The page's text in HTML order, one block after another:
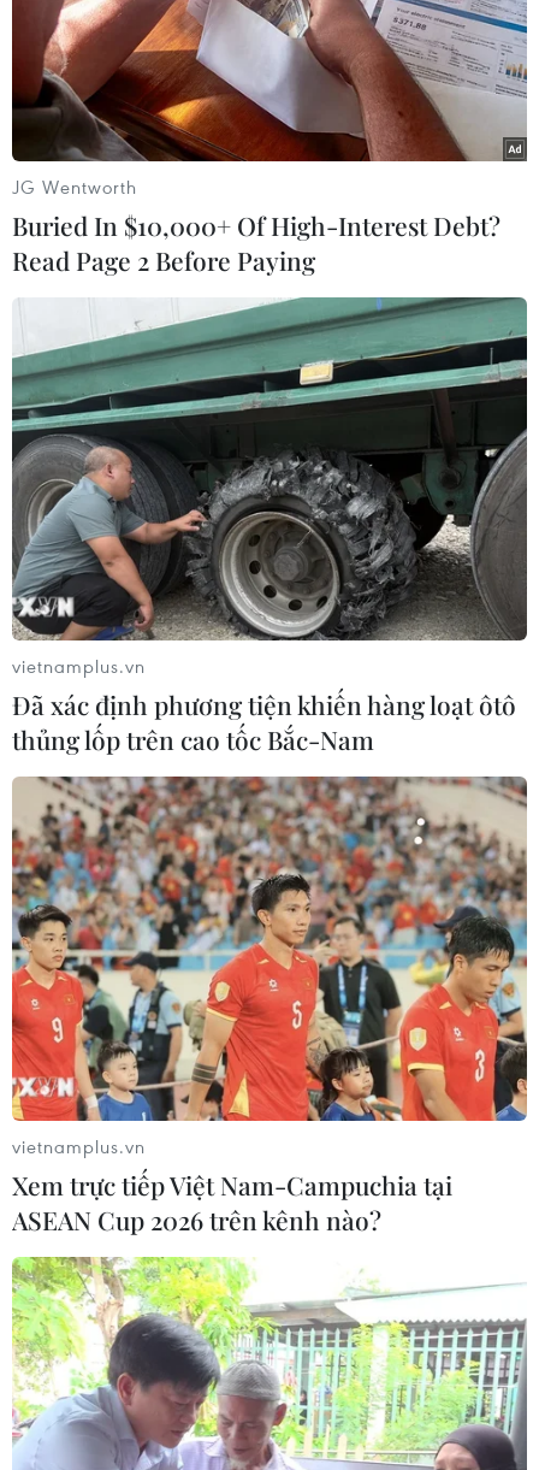
Fed tỏ ra bi quan về khả năng kinh tế Mỹ
nhanh chóng phục hồi sau dịch
20/06/2020 09:45
Hồi tuần trước, sau khi giữ nguyên lãi suất cơ bản ở
mức gần bằng 0%, Fed đã đưa ra nhận định rằng nền
kinh tế lớn nhất sẽ phải mất nhiều năm mới phục hồi
hoàn toàn từ tác động của COVID-19.
Cuộc khủng hoảng thiếu hụt USD toàn cầu
dường như đã tới hồi kết
22/06/2020 11:43
Số liệu mới nhất từ Fed công bố cuối tuần trước cho
thấy, các ngân hàng trung ương khác đã yêu cầu giao
dịch số lượng USD thấp nhất trong gần ba tháng.
JG Wentworth
Buried In $10,000+ Of High-Interest Debt?
Read Page 2 Before Paying
vietnamplus.vn
Đã xác định phương tiện khiến hàng loạt ôtô
thủng lốp trên cao tốc Bắc-Nam
vietnamplus.vn
Xem trực tiếp Việt Nam-Campuchia tại
ASEAN Cup 2026 trên kênh nào?